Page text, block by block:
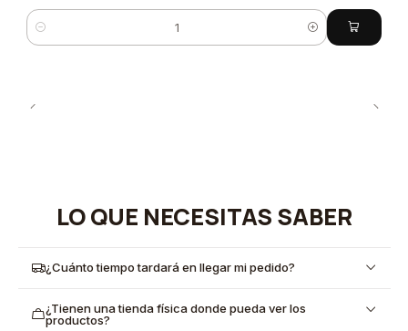
Cantidad
LO QUE NECESITAS SABER
¿Cuánto tiempo tardará en llegar mi pedido?
¿Tienen una tienda física donde pueda ver los
productos?